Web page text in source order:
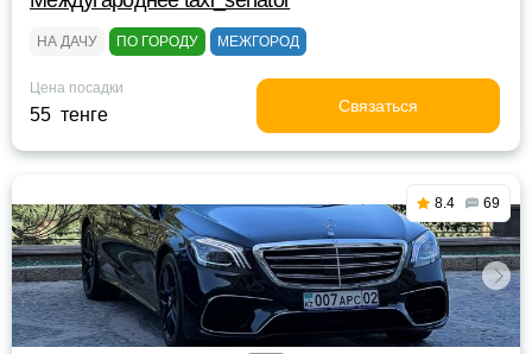
НА ДАЧУ ПО ГОРОДУ МЕЖГОРОД
Цена посадки
55 тенге Связаться
8.4 69